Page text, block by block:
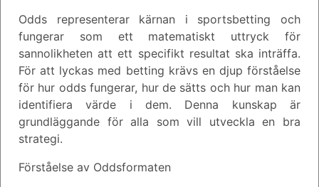
Odds representerar kärnan i sportsbetting och
fungerar som ett matematiskt uttryck för
sannolikheten att ett specifikt resultat ska inträffa.
För att lyckas med betting krävs en djup förståelse
för hur odds fungerar, hur de sätts och hur man kan
identifiera värde i dem. Denna kunskap är
grundläggande för alla som vill utveckla en bra
strategi.
Förståelse av Oddsformaten